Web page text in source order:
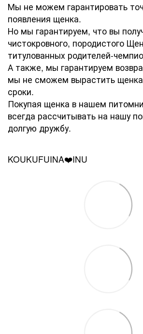
Мы не можем гарантировать
появления щенка.
Но мы гарантируем, что вы
чистокровного, породистого
титулованных родителей-
А также, мы гарантируем
мы не сможем вырастить
сроки.
Покупая щенка в нашем
всегда рассчитывать на нашу
долгую дружбу.
KOUKUFUINA❤️INU